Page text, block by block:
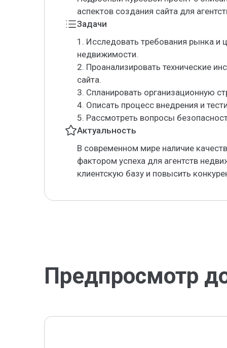
аспектов создания сайта для
Задачи
1. Исследовать требования рынка и
недвижимости.
2. Проанализировать технические
сайта.
3. Спланировать организационную
4. Описать процесс внедрения и
5. Рассмотреть вопросы
Актуальность
В современном мире наличие
фактором успеха для агентств
клиентскую базу и повысить
Предпросмотр